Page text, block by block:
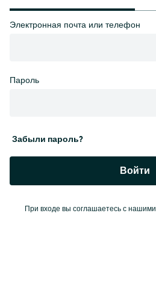
Электронная почта или телефон
Пароль
Забыли пароль?
Войти
При входе вы соглашаетесь с нашими